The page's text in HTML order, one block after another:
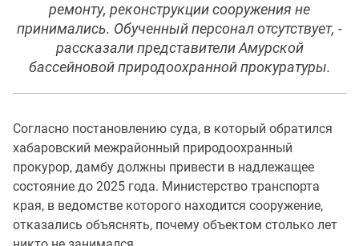
ремонту, реконструкции сооружения не
принимались. Обученный персонал отсутствует, -
рассказали представители Амурской
бассейновой природоохранной прокуратуры.
Согласно постановлению суда, в который обратился
хабаровский межрайонный природоохранный
прокурор, дамбу должны привести в надлежащее
состояние до 2025 года. Министерство транспорта
края, в ведомстве которого находится сооружение,
отказались объяснять, почему объектом столько лет